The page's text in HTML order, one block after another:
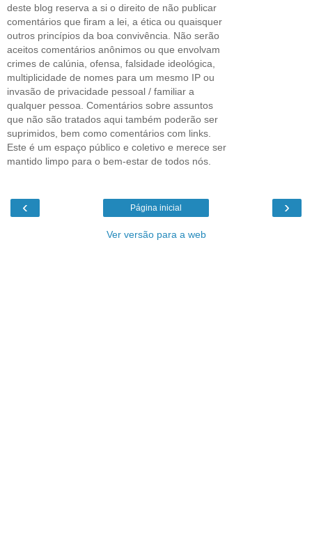
deste blog reserva a si o direito de não publicar
comentários que firam a lei, a ética ou quaisquer
outros princípios da boa convivência. Não serão
aceitos comentários anônimos ou que envolvam
crimes de calúnia, ofensa, falsidade ideológica,
multiplicidade de nomes para um mesmo IP ou
invasão de privacidade pessoal / familiar a
qualquer pessoa. Comentários sobre assuntos
que não são tratados aqui também poderão ser
suprimidos, bem como comentários com links.
Este é um espaço público e coletivo e merece ser
mantido limpo para o bem-estar de todos nós.
‹ ›
Página inicial
Ver versão para a web